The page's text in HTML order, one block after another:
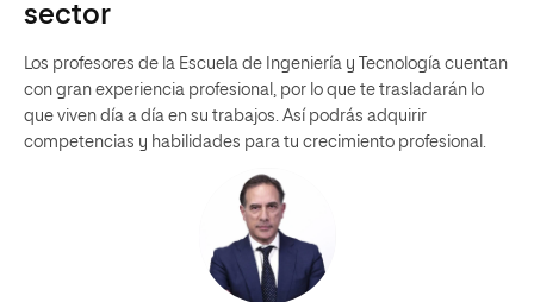
sector
Los profesores de la Escuela de Ingeniería y Tecnología cuentan
con gran experiencia profesional, por lo que te trasladarán lo
que viven día a día en su trabajos. Así podrás adquirir
competencias y habilidades para tu crecimiento profesional.